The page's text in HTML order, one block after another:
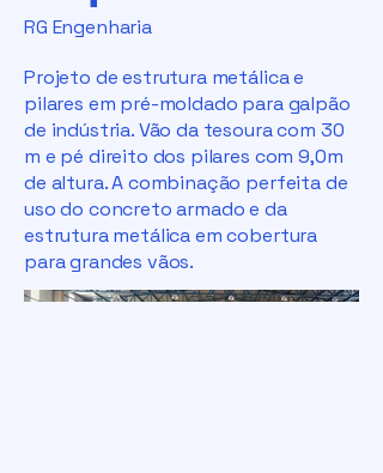
RG Engenharia
Projeto de estrutura metálica e
pilares em pré-moldado para galpão
de indústria. Vão da tesoura com 30
m e pé direito dos pilares com 9,0m
de altura. A combinação perfeita de
uso do concreto armado e da
estrutura metálica em cobertura
para grandes vãos.